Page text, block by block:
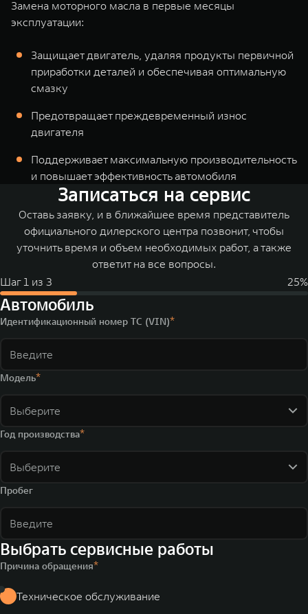
Замена моторного масла в первые месяцы
эксплуатации:
Защищает двигатель, удаляя продукты первичной
приработки деталей и обеспечивая оптимальную
смазку
Предотвращает преждевременный износ
двигателя
Поддерживает максимальную производительность
и повышает эффективность автомобиля
Записаться на сервис
Оставь заявку, и в ближайшее время представитель
официального дилерского центра позвонит, чтобы
уточнить время и объем необходимых работ, а также
ответит на все вопросы.
Шаг 1 из 3 25%
Автомобиль
Идентификационный номер ТС (VIN)
Модель
Выберите
Год производства
Выберите
Пробег
Выбрать сервисные работы
Причина обращения
Техническое обслуживание